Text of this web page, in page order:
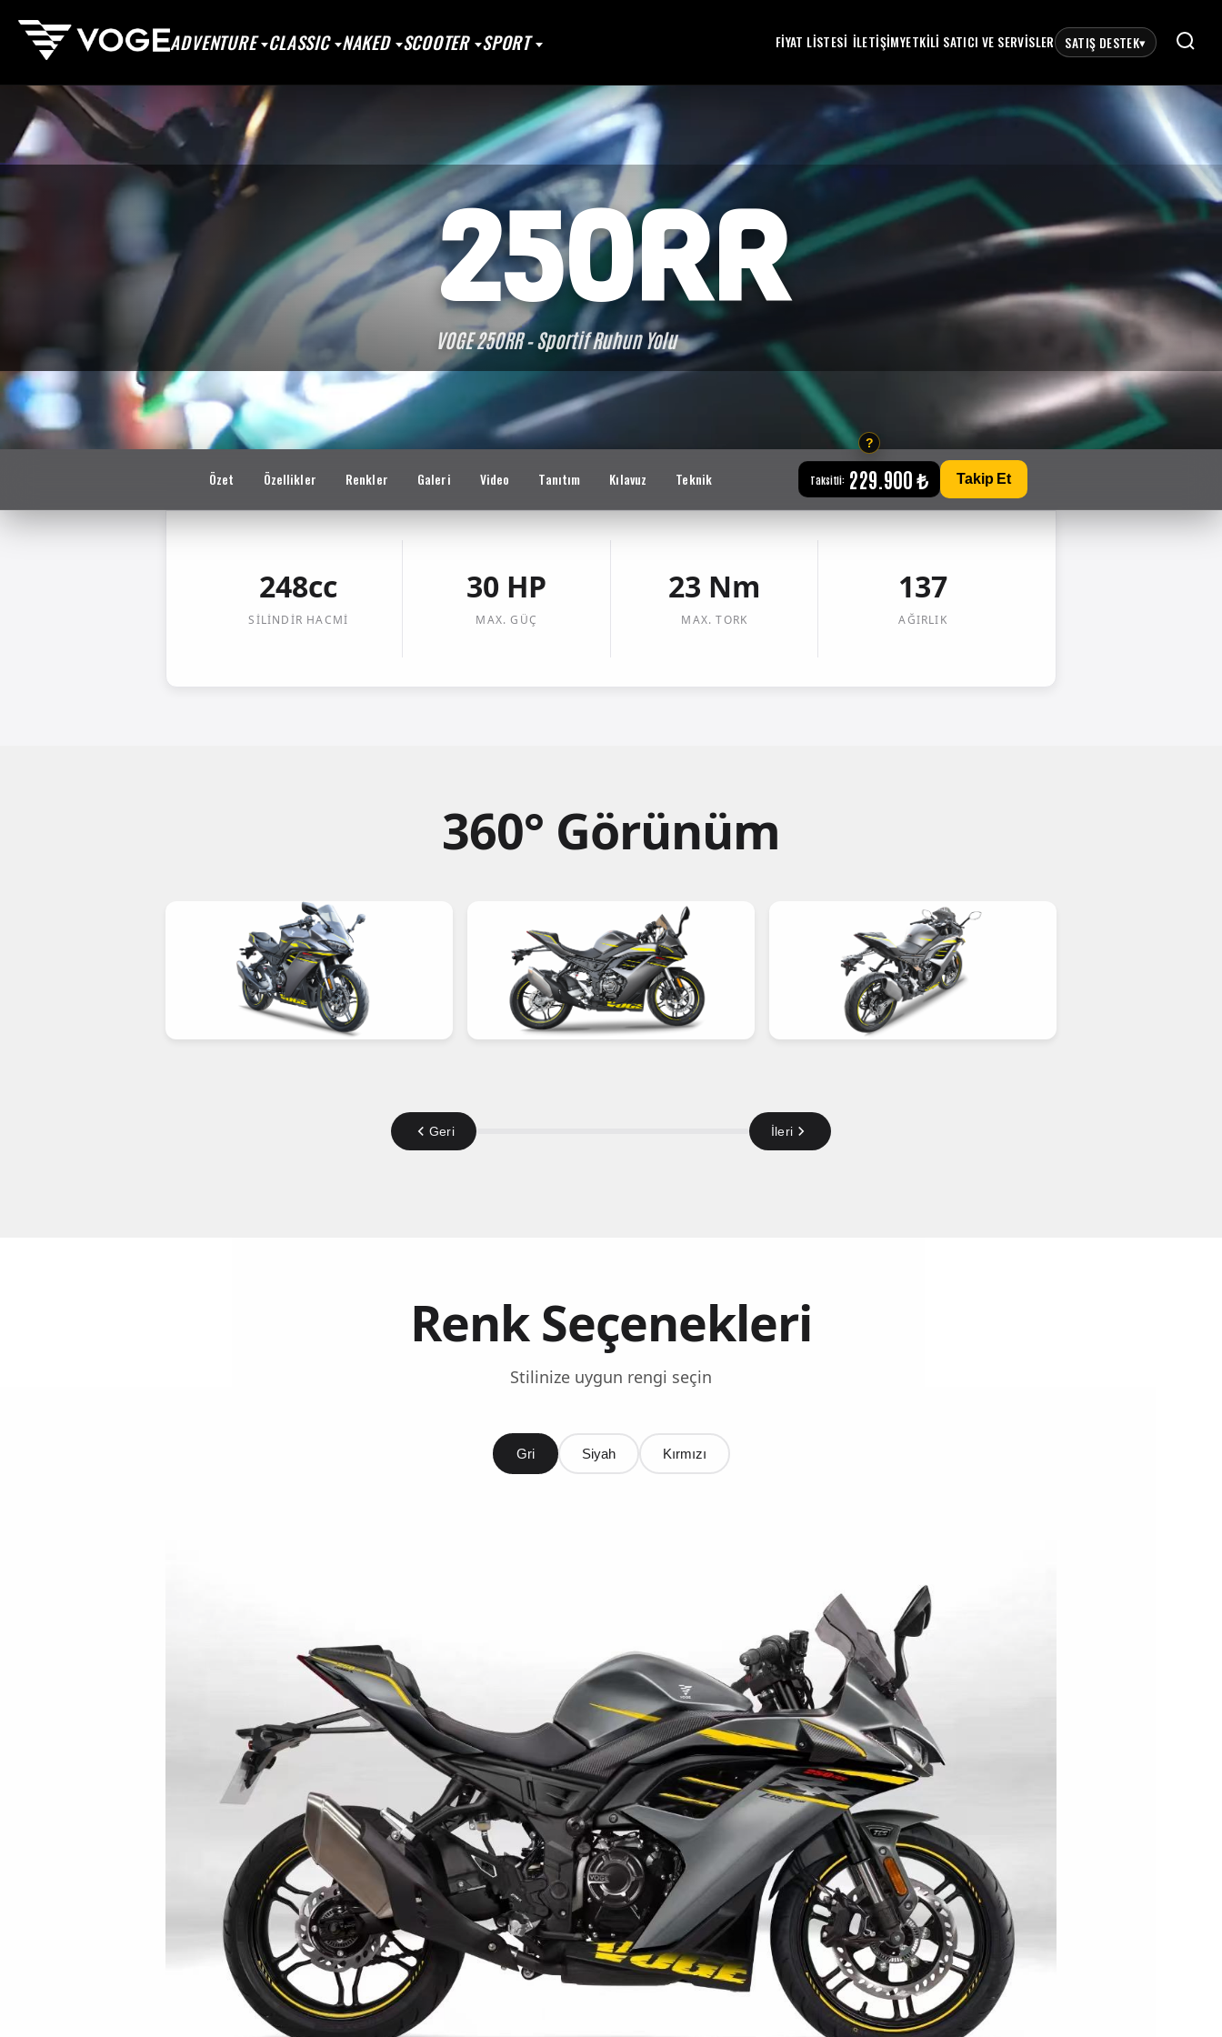
ADVENTURE CLASSIC NAKED SCOOTER SPORT FIYAT LISTESI İLETIŞIMYETKILI SATICI VE SERVISLER SATIŞ DESTEK▾
250RR
VOGE 250RR – Sportif Ruhun Yolu
Özet Özellikler Renkler Galeri Video Tanıtım Kılavuz Teknik Taksitli: 229.900 ₺ Takip Et
248cc
SILINDIR HACMI
30 HP
MAX. GÜÇ
23 Nm
MAX. TORK
137
AĞIRLIK
360° Görünüm
Geri İleri
Renk Seçenekleri
Stilinize uygun rengi seçin
Gri Siyah Kırmızı